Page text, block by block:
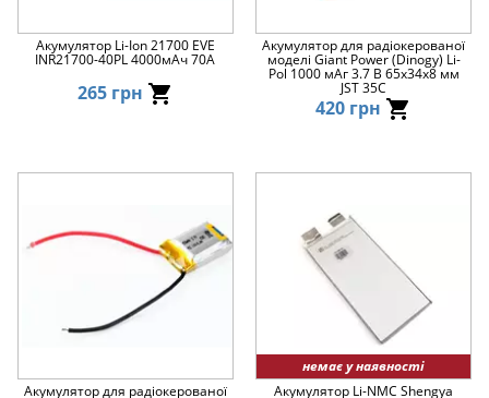
Акумулятор Li-Ion 21700 EVE
INR21700-40PL 4000мАч 70А
265 грн
Акумулятор для радіокерованої
моделі Giant Power (Dinogy) Li-
Pol 1000 мАг 3.7 В 65x34x8 мм
JST 35C
420 грн
Акумулятор для радіокерованої
немає у наявності
Акумулятор Li-NMC Shengya